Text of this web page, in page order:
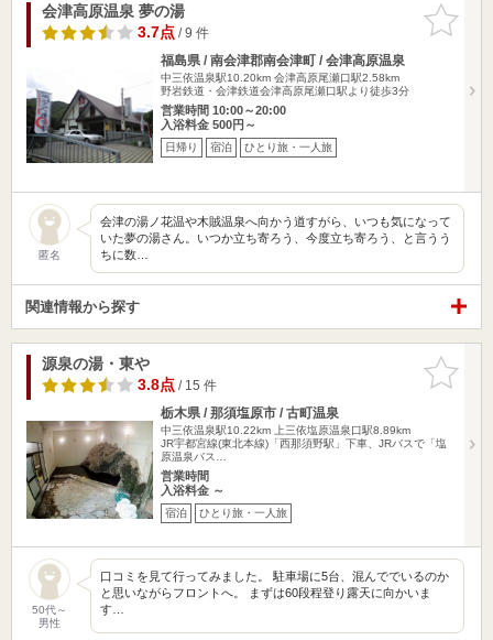
お気に入
りに追加
会津高原温泉 夢の湯
3.7点/ 9 件
福島県 / 南会津郡南会津町 / 会津高原温泉
中三依温泉駅10.20km 会津高原尾瀬口駅2.58km
野岩鉄道・会津鉄道会津高原尾瀬口駅より徒歩3分
営業時間 10:00～20:00
入浴料金 500円～
日帰り 宿泊 ひとり旅・一人旅
匿名
会津の湯ノ花温や木賊温泉へ向かう道すがら、いつも気になって
いた夢の湯さん。いつか立ち寄ろう、今度立ち寄ろう、と言うう
ちに数…
関連情報から探す
お気に入
りに追加
源泉の湯・東や
3.8点/ 15 件
栃木県 / 那須塩原市 / 古町温泉
中三依温泉駅10.22km
上三依塩原温泉口駅8.89km
JR宇都宮線(東北本線)「西那須野駅」下車、JRバスで「塩
原温泉バス…
営業時間
入浴料金 ～
宿泊 ひとり旅・一人旅
50代～
男性
口コミを見て行ってみました。 駐車場に5台、混んででいるのか
と思いながらフロントへ。 まずは60段程登り露天に向かいま
す…